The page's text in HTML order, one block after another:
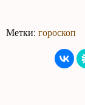
Метки:гороскоп